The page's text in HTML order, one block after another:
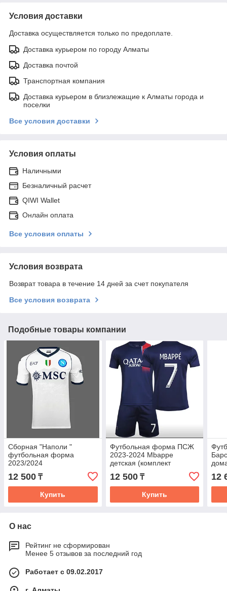
Условия доставки
Доставка осуществляется только по предоплате.
Доставка курьером по городу Алматы
Доставка почтой
Транспортная компания
Доставка курьером в близлежащие к Алматы города и
поселки
Все условия доставки
Условия оплаты
Наличными
Безналичный расчет
QIWI Wallet
Онлайн оплата
Все условия оплаты
Условия возврата
Возврат товара в течение 14 дней за счет покупателя
Все условия возврата
Подобные товары компании
Сборная "Наполи "
футбольная форма
2023/2024
12 500 ₸
Купить
Футбольная форма ПСЖ
2023-2024 Mbappe
детская (комплект
футболка+шорты)
12 500₸
Купить
12
О нас
Рейтинг не сформирован
Менее 5 отзывов за последний год
Работает с 09.02.2017